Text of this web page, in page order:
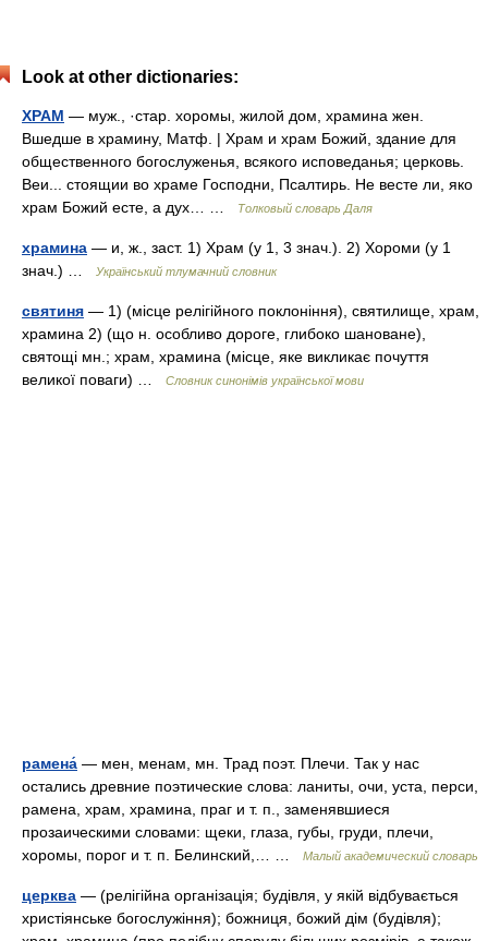
Look at other dictionaries:
ХРАМ — муж., ·стар. хоромы, жилой дом, храмина жен.
Вшедше в храмину, Матф. | Храм и храм Божий, здание для
общественного богослуженья, всякого исповеданья; церковь.
Веи... стоящии во храме Господни, Псалтирь. Не весте ли, яко
храм Божий есте, а дух… …
Толковый словарь Даля
храмина — и, ж., заст. 1) Храм (у 1, 3 знач.). 2) Хороми (у 1
знач.) …
Український тлумачний словник
святиня — 1) (місце релігійного поклоніння), святилище, храм,
храмина 2) (що н. особливо дороге, глибоко шановане),
святощі мн.; храм, храмина (місце, яке викликає почуття
великої поваги) …
Словник синонімів української мови
рамена́ — мен, менам, мн. Трад поэт. Плечи. Так у нас
остались древние поэтические слова: ланиты, очи, уста, перси,
рамена, храм, храмина, праг и т. п., заменявшиеся
прозаическими словами: щеки, глаза, губы, груди, плечи,
хоромы, порог и т. п. Белинский,… …
Малый академический словарь
церква — (релігійна організація; будівля, у якій відбувається
христіянське богослужіння); божниця, божий дім (будівля);